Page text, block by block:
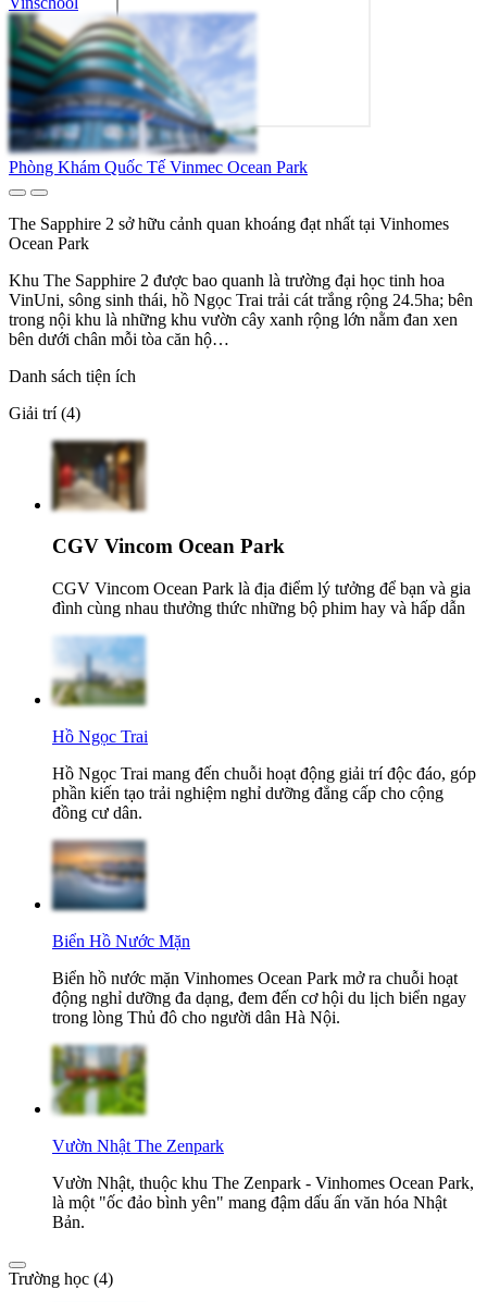
Phòng Khám Quốc Tế Vinmec Ocean Park
The Sapphire 2 sở hữu cảnh quan khoáng đạt nhất tại Vinhomes
Ocean Park
Khu The Sapphire 2 được bao quanh là trường đại học tinh hoa
VinUni, sông sinh thái, hồ Ngọc Trai trải cát trắng rộng 24.5ha; bên
trong nội khu là những khu vườn cây xanh rộng lớn nằm đan xen
bên dưới chân mỗi tòa căn hộ…
Danh sách tiện ích
Giải trí (4)
CGV Vincom Ocean Park
CGV Vincom Ocean Park là địa điểm lý tưởng để bạn và gia
đình cùng nhau thưởng thức những bộ phim hay và hấp dẫn
Hồ Ngọc Trai
Hồ Ngọc Trai mang đến chuỗi hoạt động giải trí độc đáo, góp
phần kiến tạo trải nghiệm nghỉ dưỡng đẳng cấp cho cộng
đồng cư dân.
Biển Hồ Nước Mặn
Biển hồ nước mặn Vinhomes Ocean Park mở ra chuỗi hoạt
động nghỉ dưỡng đa dạng, đem đến cơ hội du lịch biển ngay
trong lòng Thủ đô cho người dân Hà Nội.
Vườn Nhật The Zenpark
Vườn Nhật, thuộc khu The Zenpark - Vinhomes Ocean Park,
là một "ốc đảo bình yên" mang đậm dấu ấn văn hóa Nhật
Bản.
Trường học (4)